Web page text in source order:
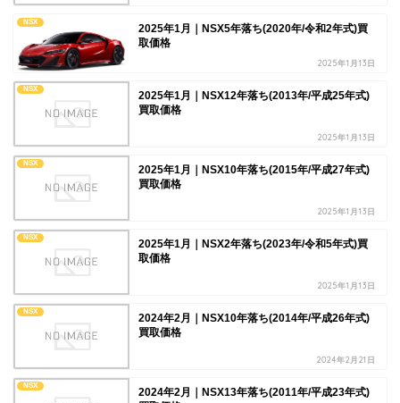
NSX
2025年1月｜NSX5年落ち(2020年/令和2年式)買
取価格
2025年1月13日
NSX
2025年1月｜NSX12年落ち(2013年/平成25年式)
買取価格
2025年1月13日
NSX
2025年1月｜NSX10年落ち(2015年/平成27年式)
買取価格
2025年1月13日
NSX
2025年1月｜NSX2年落ち(2023年/令和5年式)買
取価格
2025年1月13日
NSX
2024年2月｜NSX10年落ち(2014年/平成26年式)
買取価格
2024年2月21日
NSX
2024年2月｜NSX13年落ち(2011年/平成23年式)